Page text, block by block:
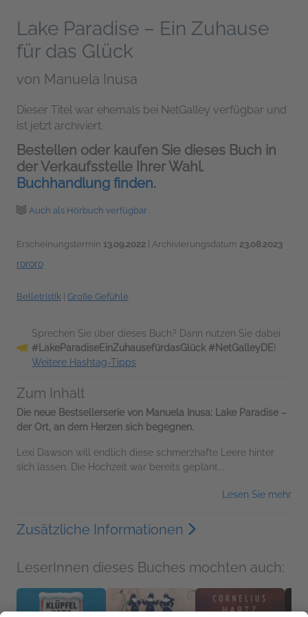
Lake Paradise – Ein Zuhause
für das Glück
von Manuela Inusa
Dieser Titel war ehemals bei NetGalley verfügbar und
ist jetzt archiviert.
Bestellen oder kaufen Sie dieses Buch in
der Verkaufsstelle Ihrer Wahl.
Buchhandlung finden.
Auch als Hörbuch verfügbar
Erscheinungstermin 13.09.2022 | Archivierungsdatum 23.08.2023
rororo
Belletristik Große Gefühle
Sprechen Sie über dieses Buch? Dann nutzen Sie dabei
#LakeParadiseEinZuhausefürdasGlück #NetGalleyDE!
Weitere Hashtag-Tipps
Zum Inhalt
Die neue Bestsellerserie von Manuela Inusa: Lake Paradise –
der Ort, an dem Herzen sich begegnen.
Lexi Dawson will endlich diese schmerzhafte Leere hinter
sich lassen. Die Hochzeit war bereits geplant...
Lesen Sie mehr
Zusätzliche Informationen
LeserInnen dieses Buches mochten auch: